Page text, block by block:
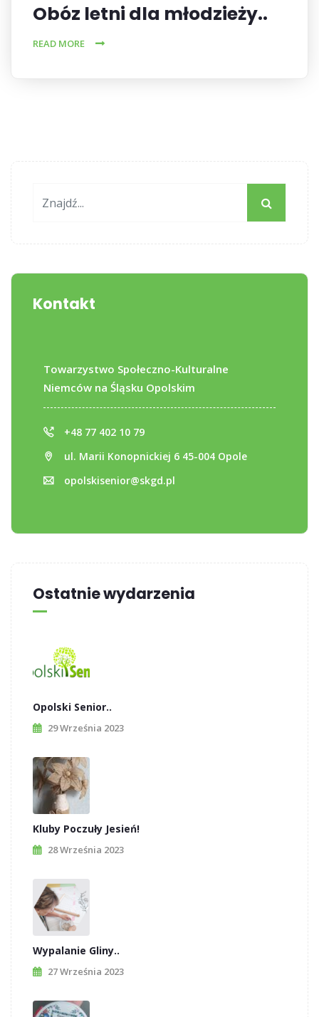
Obóz letni dla młodzieży..
READ MORE
Kontakt
Towarzystwo Społeczno-Kulturalne
Niemców na Śląsku Opolskim
+48 77 402 10 79
ul. Marii Konopnickiej 6 45-004 Opole
opolskisenior@skgd.pl
Ostatnie wydarzenia
Opolski Senior..
29 Września 2023
Kluby Poczuły Jesień!
28 Września 2023
Wypalanie Gliny..
27 Września 2023